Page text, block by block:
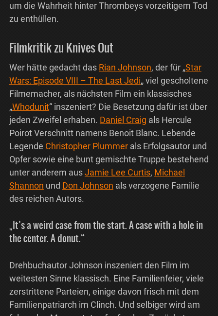
um die Wahrheit hinter Thrombeys vorzeitigem Tod
zu enthüllen.
Filmkritik zu Knives Out
Wer hätte gedacht das Rian Johnson, der für „Star
Wars: Episode VIII – The Last Jedi„ viel gescholtene
Filmemacher, als nächsten Film ein klassisches
„Whodunit“ inszeniert? Die Besetzung dafür ist über
jeden Zweifel erhaben. Daniel Craig als Hercule
Poirot Verschnitt namens Benoit Blanc. Lebende
Legende Christopher Plummerals Erfolgsautor und
Opfer sowie eine bunt gemischte Truppe bestehend
unter anderem ausJamie Lee Curtis, Michael
Shannon und Don Johnson als verzogene Familie
des reichen Autors.
„It’s a weird case from the start. A case with a hole in
the center. A donut.“
Drehbuchautor Johnson inszeniert den Film im
weitesten Sinne klassisch. Eine Familienfeier, viele
zerstrittene Parteien, einige davon frisch mit dem
Familienpatriarch im Clinch. Und selbiger wird am